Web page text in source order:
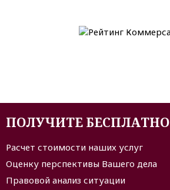
ПОЛУЧИТЕ БЕСПЛАТНО
Расчет стоимости наших услуг
Оценку перспективы Вашего дела
Правовой анализ ситуации